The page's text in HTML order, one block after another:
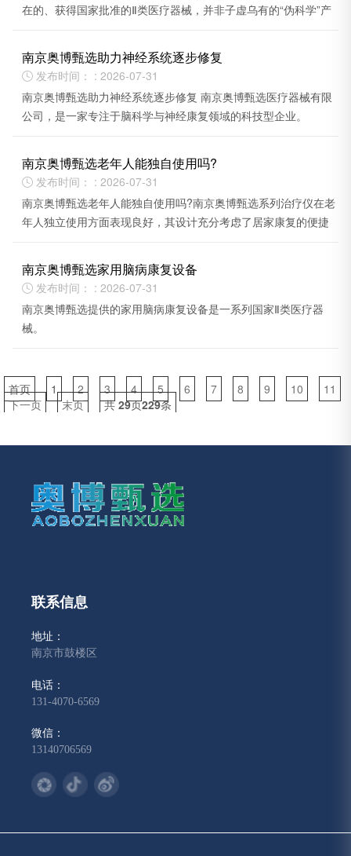
在的、获得国家批准的Ⅱ类医疗器械，并非子虚乌有的“伪科学”产
南京奥博甄选助力神经系统逐步修复
 发布时间： : 2026-07-31
南京奥博甄选助力神经系统逐步修复 南京奥博甄选医疗器械有限
公司，是一家专注于脑科学与神经康复领域的科技型企业。
南京奥博甄选老年人能独自使用吗?
 发布时间： : 2026-07-31
南京奥博甄选老年人能独自使用吗?南京奥博甄选系列治疗仪在老
年人独立使用方面表现良好，其设计充分考虑了居家康复的便捷
南京奥博甄选家用脑病康复设备
 发布时间： : 2026-07-31
南京奥博甄选提供的家用脑病康复设备是一系列国家Ⅱ类医疗器
械。
首页 1 2 3 4 5 6 7 8 9 10
11
下一页
末页 共 29页229条
联系信息
地址：
南京市鼓楼区
电话：
131-4070-6569
微信：
13140706569